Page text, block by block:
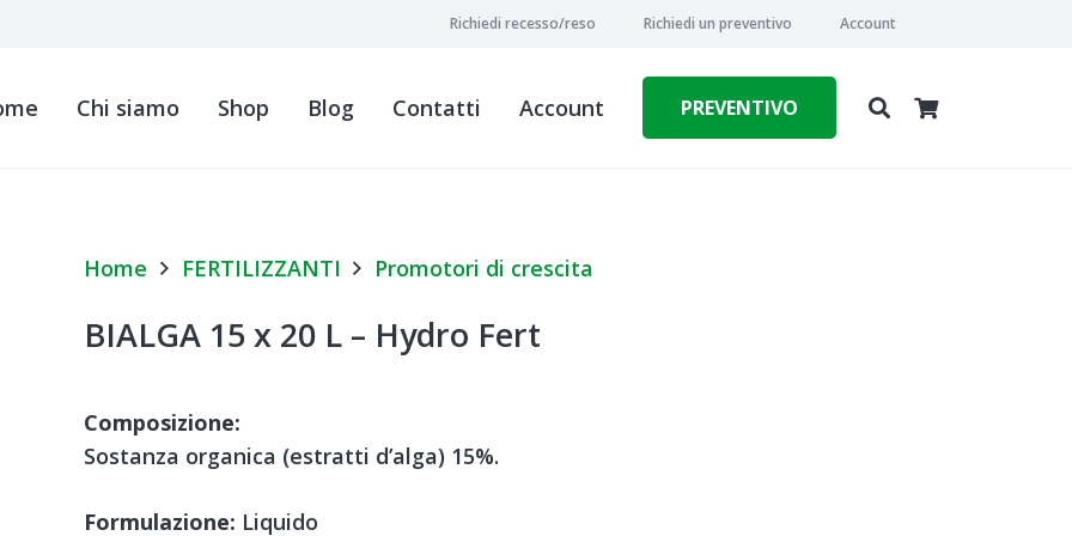
Richiedi recesso/reso Richiedi un preventivo Account
Chi siamo Shop Blog Contatti Account PREVENTIVO
Home FERTILIZZANTI Promotori di crescita
BIALGA 15 x 20 L – Hydro Fert
Composizione:
Sostanza organica (estratti d’alga) 15%.
Formulazione: Liquido